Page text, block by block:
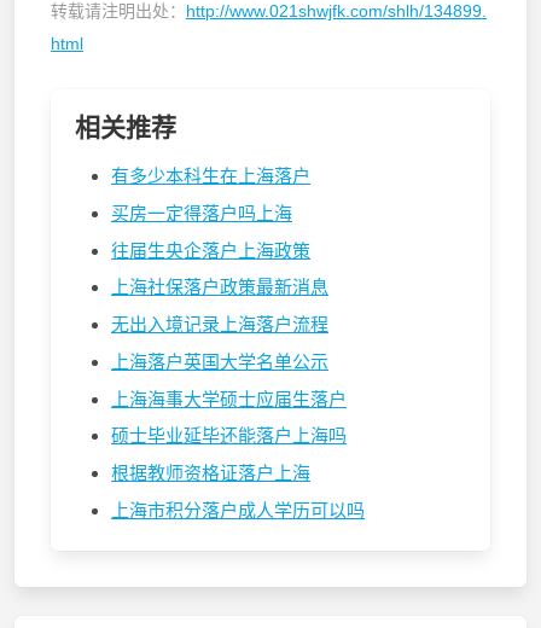
转载请注明出处： http://www.021shwjfk.com/shlh/134899.
html
相关推荐
有多少本科生在上海落户
买房一定得落户吗上海
往届生央企落户上海政策
上海社保落户政策最新消息
无出入境记录上海落户流程
上海落户英国大学名单公示
上海海事大学硕士应届生落户
硕士毕业延毕还能落户上海吗
根据教师资格证落户上海
上海市积分落户成人学历可以吗